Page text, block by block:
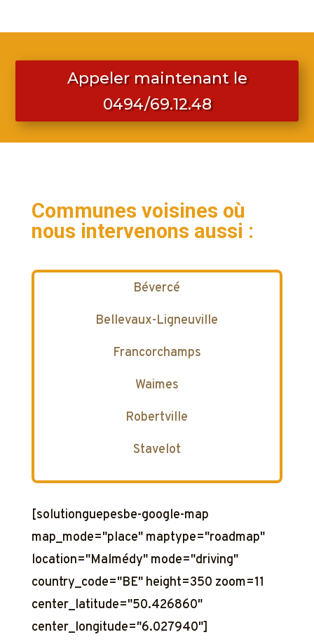
Appeler maintenant le
0494/69.12.48
Communes voisines où
nous intervenons aussi :
Bévercé
Bellevaux-Ligneuville
Francorchamps
Waimes
Robertville
Stavelot
[solutionguepesbe-google-map
map_mode="place" maptype="roadmap"
location="Malmédy" mode="driving"
country_code="BE" height=350 zoom=11
center_latitude="50.426860"
center_longitude="6.027940"]